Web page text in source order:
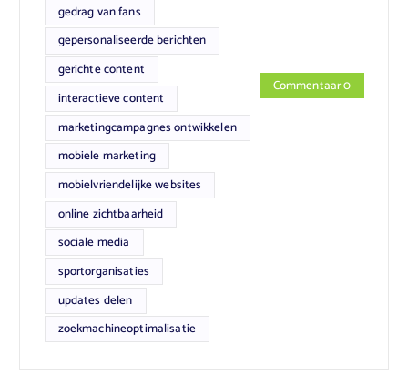
gedrag van fans
gepersonaliseerde berichten
gerichte content
interactieve content
marketingcampagnes ontwikkelen
mobiele marketing
mobielvriendelijke websites
online zichtbaarheid
sociale media
sportorganisaties
updates delen
zoekmachineoptimalisatie
Commentaar 0